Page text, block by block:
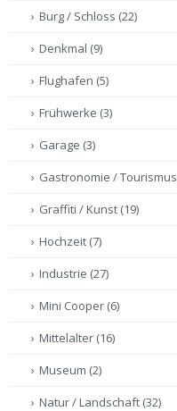
Burg / Schloss (22)
Denkmal (9)
Flughafen (5)
Frühwerke (3)
Garage (3)
Gastronomie / Tourismus
Graffiti / Kunst (19)
Hochzeit (7)
Industrie (27)
Mini Cooper (6)
Mittelalter (16)
Museum (2)
Natur / Landschaft (32)